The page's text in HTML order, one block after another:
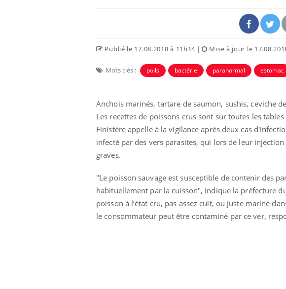
Publié le 17.08.2018 à 11h14 | Mise à jour le
Mots clés : poils bactérie paranormal estomac
Anchois marinés, tartare de saumon, sushis, ceviche
Les recettes de poissons crus sont sur toutes les
Finistère appelle à la vigilance après deux cas
infecté par des vers parasites, qui lors de leur
graves.
"Le poisson sauvage est susceptible de contenir des
habituellement par la cuisson", indique la préfecture
poisson à l’état cru, pas assez cuit, ou juste mariné
le consommateur peut être contaminé par ce ver,